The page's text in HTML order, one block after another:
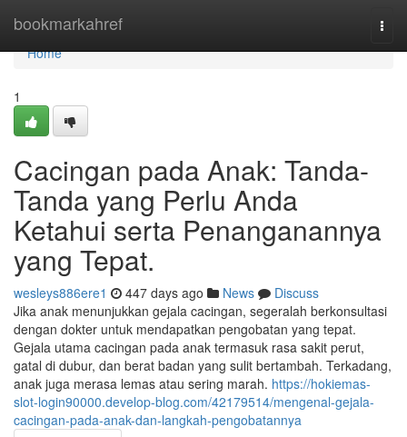
bookmarkahref
Home
Home
1
Cacingan pada Anak: Tanda-
Tanda yang Perlu Anda
Ketahui serta Penanganannya
yang Tepat.
wesleys886ere1 447 days ago News
Discuss
Jika anak menunjukkan gejala cacingan, segeralah berkonsultasi
dengan dokter untuk mendapatkan pengobatan yang tepat.
Gejala utama cacingan pada anak termasuk rasa sakit perut,
gatal di dubur, dan berat badan yang sulit bertambah. Terkadang,
anak juga merasa lemas atau sering marah. https://hokiemas-
slot-login90000.develop-blog.com/42179514/mengenal-gejala-
cacingan-pada-anak-dan-langkah-pengobatannya